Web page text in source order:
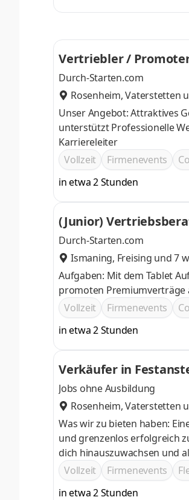
Vertriebler /
Durch-Starten.com
Rosenheim,Vaterstetten
Unser Angebot: Attraktives Gehalt und flexible Arbeitszeiten Ein motiviertes Team das Dich bei Deinem Quereinstieg
unterstützt Professionelle Weiterbildungen und Trainings Top Karrierechancen im Vertrieb, durch vordefinierte
Karriereleiter
Vollzeit
Firmenevents
in etwa 2 Stunden
(Junior)
Durch-Starten.com
Ismaning, Freising und 7
Aufgaben: Mit dem Tablet Aufträge annehmen und bearbeiten Kundenbesuche durchführen und Produkte
promoten Premiumverträge
Vollzeit
Firmenevents
in etwa 2 Stunden
Verkäufer in
Jobs ohne Ausbildung
Rosenheim,Vaterstetten
Was wir zu bieten haben: Eine
und grenzenlos erfolgreich zu sein Ein Gehalt, mit dem du deine Träume wahr werden lassen
dich hinauszuwachsen und
Vollzeit
Firmenevents
in etwa 2 Stunden